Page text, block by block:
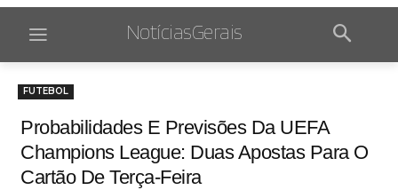
NotíciasGerais
FUTEBOL
Probabilidades E Previsões Da UEFA
Champions League: Duas Apostas Para O
Cartão De Terça-Feira